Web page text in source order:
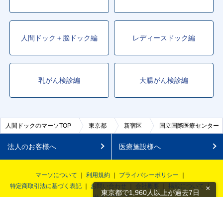
人間ドック＋脳ドック編 レディースドック編
乳がん検診編 大腸がん検診編
人間ドックのマーソTOP 東京都 新宿区 国立国際医療センター
法人のお客様へ 医療施設様へ
マーソについて 利用規約
プライバシーポリシー
特定商取引法に基づく表記
お問い合わせ 会社概要
掲載について
東京都で1,960人以上が過去7日 ×